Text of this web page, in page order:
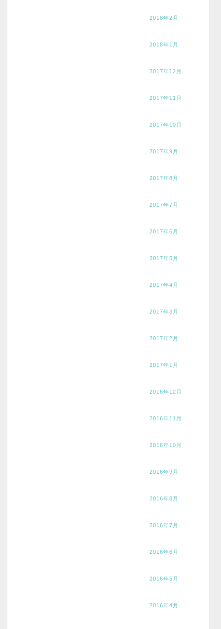
2018年2月
2018年1月
2017年12月
2017年11月
2017年10月
2017年9月
2017年8月
2017年7月
2017年6月
2017年5月
2017年4月
2017年3月
2017年2月
2017年1月
2016年12月
2016年11月
2016年10月
2016年9月
2016年8月
2016年7月
2016年6月
2016年5月
2016年4月